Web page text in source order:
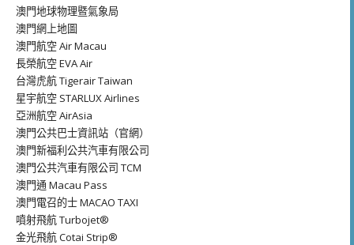
澳門地球物理暨氣象局
澳門網上地圖
澳門航空 Air Macau
長榮航空 EVA Air
台灣虎航 Tigerair Taiwan
星宇航空 STARLUX Airlines
亞洲航空 AirAsia
澳門公共巴士資訊站（官網）
澳門新福利公共汽車有限公司
澳門公共汽車有限公司 TCM
澳門通 Macau Pass
澳門電召的士 MACAO TAXI
噴射飛航 Turbojet®
金光飛航 Cotai Strip®